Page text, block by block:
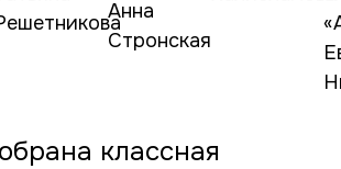
классная